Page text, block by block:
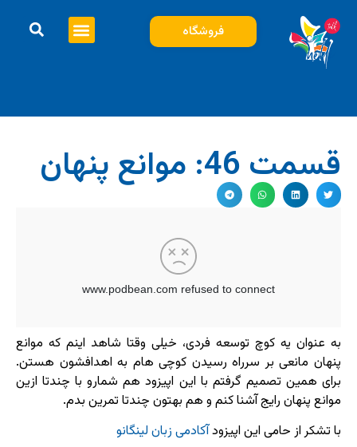
فروشگاه
قسمت 46: موانع پنهان
به عنوان یه کوچ توسعه فردی، خیلی وقتا شاهد اینم که موانع
پنهان مانعی بر سرراه رسیدن کوچی هام به اهدافشون هستن.
برای همین تصمیم گرفتم با این اپیزود هم شمارو با چندتا ازین
موانع پنهان رایج آشنا کنم و هم بهتون چندتا تمرین بدم.
با تشکر از حامی این اپیزودآکادمی زبان لینگانو